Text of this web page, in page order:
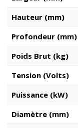
Hauteur (mm)
Profondeur (mm)
Poids Brut (kg)
Tension (Volts)
Puissance (kW)
Diamètre (mm)